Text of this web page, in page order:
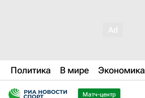
Политика В мире Экономика
Матч-центр